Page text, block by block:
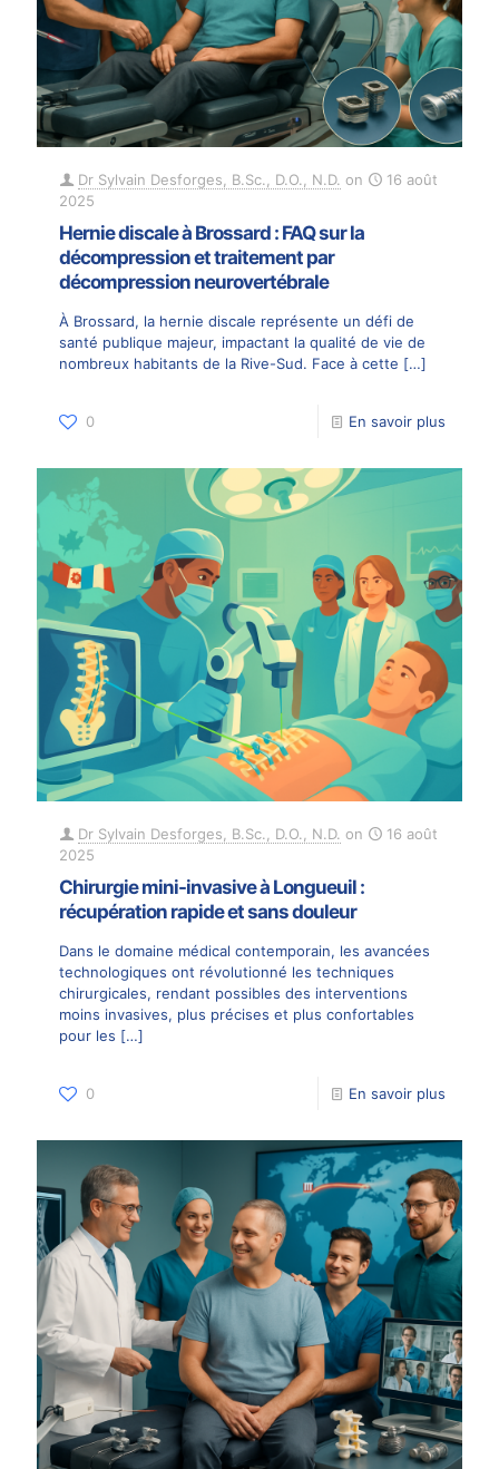
Dr Sylvain Desforges, B.Sc., D.O., N.D. on
16 août
2025
Hernie discale à Brossard : FAQ sur la
décompression et traitement par
décompression neurovertébrale
À Brossard, la hernie discale représente un défi de
santé publique majeur, impactant la qualité de vie de
nombreux habitants de la Rive-Sud. Face à cette […]
0 En savoir plus
Dr Sylvain Desforges, B.Sc., D.O., N.D. on
16 août
2025
Chirurgie mini-invasive à Longueuil :
récupération rapide et sans douleur
Dans le domaine médical contemporain, les avancées
technologiques ont révolutionné les techniques
chirurgicales, rendant possibles des interventions
moins invasives, plus précises et plus confortables
pour les […]
0 En savoir plus